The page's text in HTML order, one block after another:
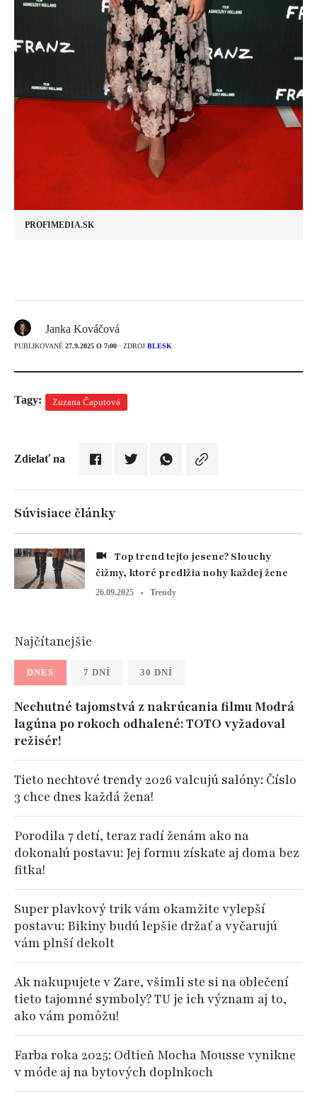
PROFIMEDIA.SK
Janka Kováčová
PUBLIKOVANÉ 27.9.2025 O 7:00 · ZDROJ BLESK
Tagy: Zuzana Čaputová
Zdielať na
Súvisiace články
čižmy, ktoré predlžia nohy každej žene
26.09.2025 Trendy
Najčítanejšie
DNES 7 DNÍ 30 DNÍ
Nechutné tajomstvá z nakrúcania filmu Modrá
lagúna po rokoch odhalené: TOTO vyžadoval
režisér!
Tieto nechtové trendy 2026 valcujú salóny: Číslo
3 chce dnes každá žena!
Porodila 7 detí, teraz radí ženám ako na
dokonalú postavu: Jej formu získate aj doma bez
fitka!
Super plavkový trik vám okamžite vylepší
postavu: Bikiny budú lepšie držať a vyčarujú
vám plnší dekolt
Ak nakupujete v Zare, všimli ste si na oblečení
tieto tajomné symboly? TU je ich význam aj to,
ako vám pomôžu!
Farba roka 2025: Odtieň Mocha Mousse vynikne
v móde aj na bytových doplnkoch